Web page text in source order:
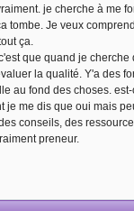
je cherche à me
tombe. Je veux
ça.
que quand je
la qualité. Y'a des
au fond des choses.
je me dis que oui mais
conseils, des
preneur.